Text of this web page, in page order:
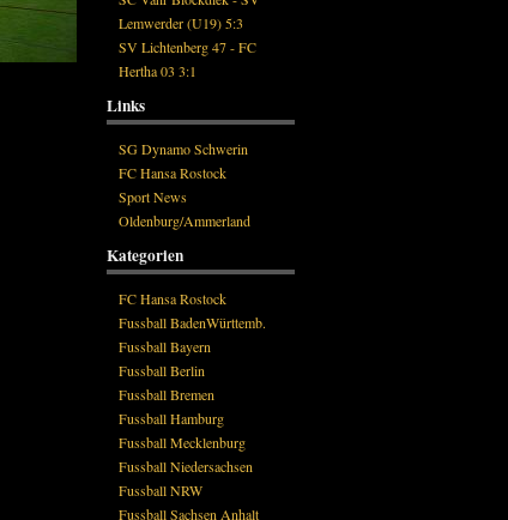
Lemwerder (U19) 5:3
SV Lichtenberg 47 - FC
Hertha 03 3:1
Links
SG Dynamo Schwerin
FC Hansa Rostock
Sport News
Oldenburg/Ammerland
Kategorien
FC Hansa Rostock
Fussball BadenWürttemb.
Fussball Bayern
Fussball Berlin
Fussball Bremen
Fussball Hamburg
Fussball Mecklenburg
Fussball Niedersachsen
Fussball NRW
Fussball Sachsen Anhalt